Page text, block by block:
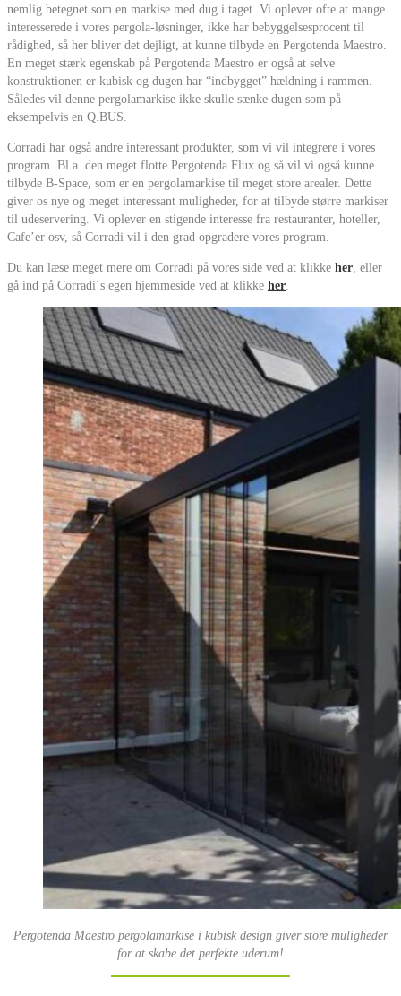
nemlig betegnet som en markise med dug i taget. Vi oplever ofte at mange
interesserede i vores pergola-løsninger, ikke har bebyggelsesprocent til
rådighed, så her bliver det dejligt, at kunne tilbyde en Pergotenda Maestro.
En meget stærk egenskab på Pergotenda Maestro er også at selve
konstruktionen er kubisk og dugen har “indbygget” hældning i rammen.
Således vil denne pergolamarkise ikke skulle sænke dugen som på
eksempelvis en Q.BUS.
Corradi har også andre interessant produkter, som vi vil integrere i vores
program. Bl.a. den meget flotte Pergotenda Flux og så vil vi også kunne
tilbyde B-Space, som er en pergolamarkise til meget store arealer. Dette
giver os nye og meget interessant muligheder, for at tilbyde større markiser
til udeservering. Vi oplever en stigende interesse fra restauranter, hoteller,
Cafe’er osv, så Corradi vil i den grad opgradere vores program.
Du kan læse meget mere om Corradi på vores side ved at klikke her, eller
gå ind på Corradi´s egen hjemmeside ved at klikke her.
Pergotenda Maestro pergolamarkise i kubisk design giver store muligheder
for at skabe det perfekte uderum!